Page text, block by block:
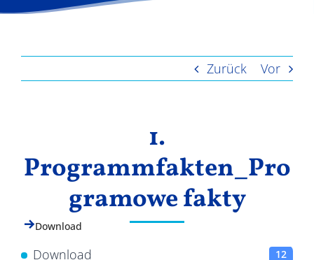
Zurück Vor
1.
Programmfakten_Pro
gramowe fakty
Download
Download 12